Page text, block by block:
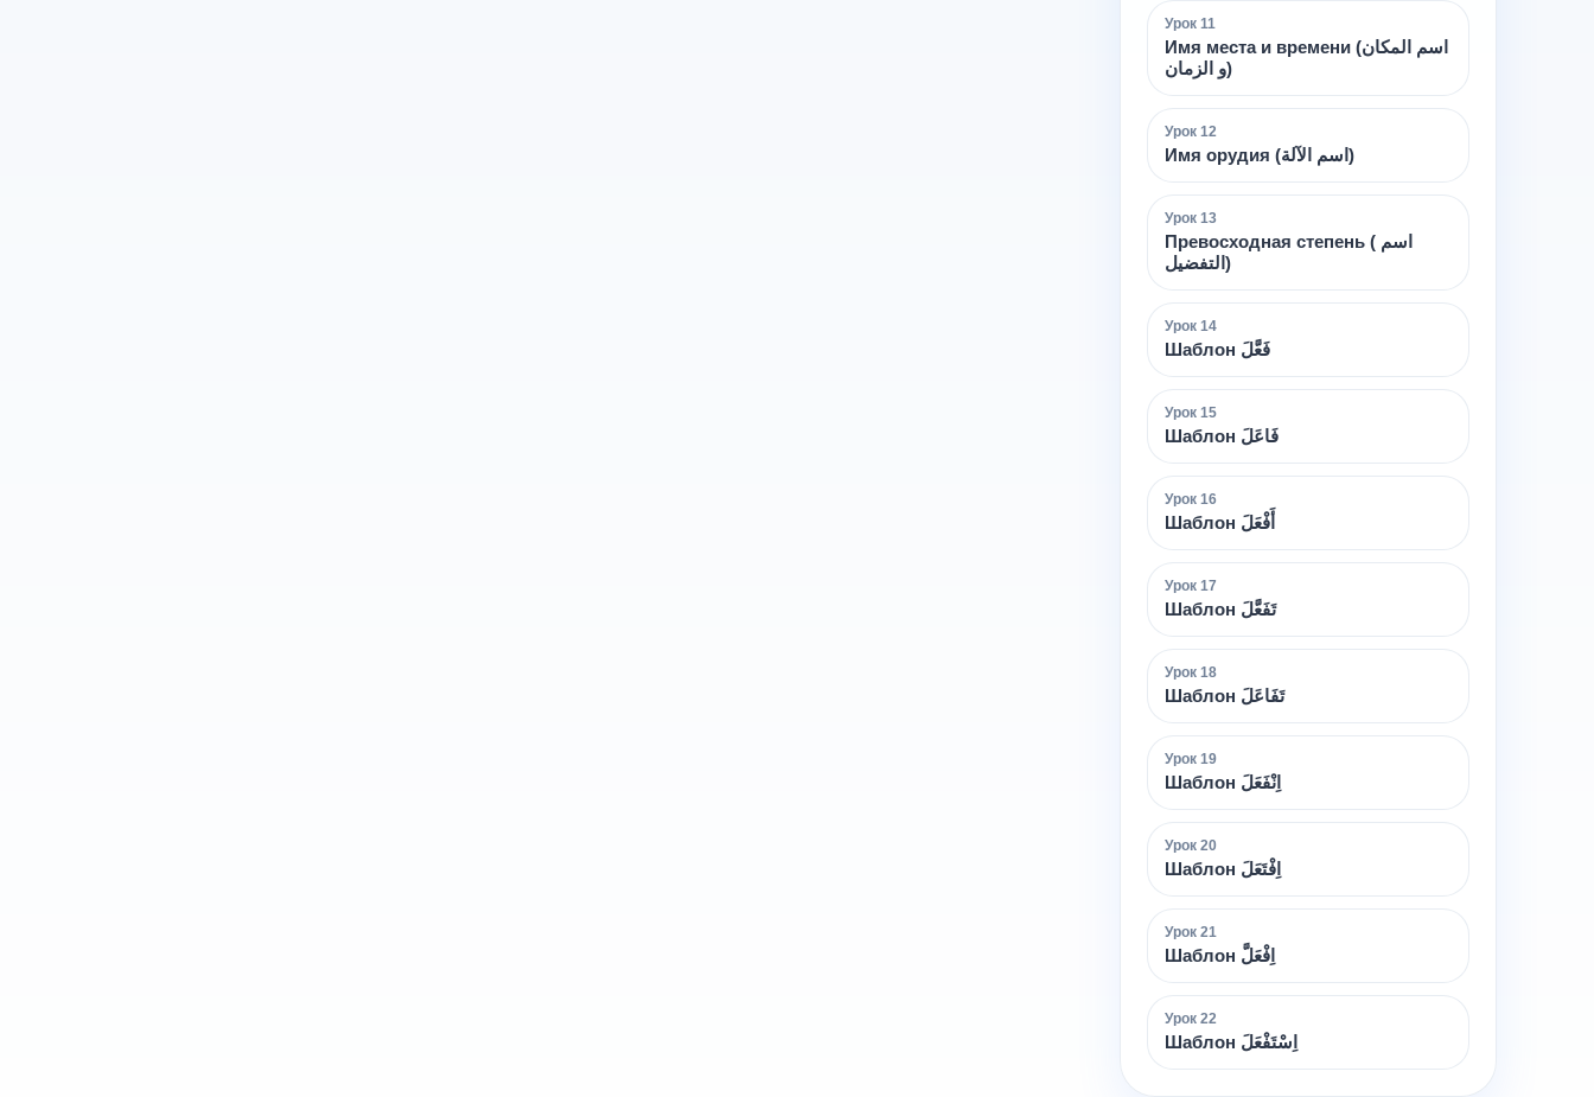
Урок 11
Имя места и времени (اسم المكان
و الزمان)
Урок 12
Имя орудия (اسم الآلة)
Урок 13
Превосходная степень ( اسم
التفضيل)
Урок 14
Шаблон فَعَّلَ
Урок 15
Шаблон فَاعَلَ
Урок 16
Шаблон أَفْعَلَ
Урок 17
Шаблон تَفَعَّلَ
Урок 18
Шаблон تَفَاعَلَ
Урок 19
Шаблон اِنْفَعَلَ
Урок 20
Шаблон اِفْتَعَلَ
Урок 21
Шаблон اِفْعَلَّ
Урок 22
Шаблон اِسْتَفْعَلَ